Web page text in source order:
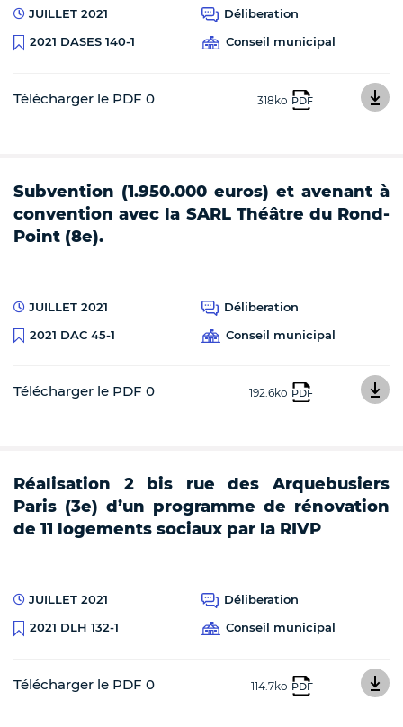
JUILLET 2021
Déliberation
2021 DASES 140-1
Conseil municipal
Télécharger le PDF 0 318ko PDF
Subvention (1.950.000 euros) et avenant à
convention avec la SARL Théâtre du Rond-
Point (8e).
JUILLET 2021
Déliberation
2021 DAC 45-1
Conseil municipal
Télécharger le PDF 0 192.6ko PDF
Réalisation 2 bis rue des Arquebusiers
Paris (3e) d’un programme de rénovation
de 11 logements sociaux par la RIVP
JUILLET 2021
Déliberation
2021 DLH 132-1
Conseil municipal
Télécharger le PDF 0 114.7ko PDF